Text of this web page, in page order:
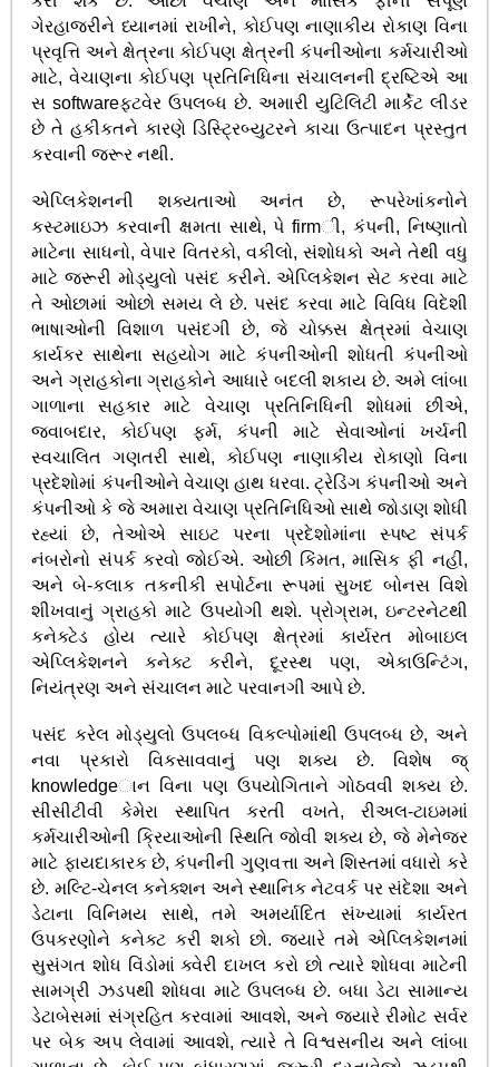
ગેરહાજરીને ધ્યાનમાં રાખીને, કોઈપણ નાણાકીય રોકાણ વિના
પ્રવૃત્તિ અને ક્ષેત્રના કોઈપણ ક્ષેત્રની કંપનીઓના કર્મચારીઓ
માટે, વેચાણના કોઈપણ પ્રતિનિધિના સંચાલનની દ્રષ્ટિએ આ
સ softwareફ્ટવેર ઉપલબ્ધ છે. અમારી યુટિલિટી માર્કેટ લીડર
છે તે હકીકતને કારણે ડિસ્ટ્રિબ્યુટરને કાચા ઉત્પાદન પ્રસ્તુત
કરવાની જરૂર નથી.
એપ્લિકેશનની શક્યતાઓ અનંત છે, રૂપરેખાંકનોને
કસ્ટમાઇઝ કરવાની ક્ષમતા સાથે, પે firmી, કંપની, નિષ્ણાતો
માટેના સાધનો, વેપાર વિતરકો, વકીલો, સંશોધકો અને તેથી વધુ
માટે જરૂરી મોડ્યુલો પસંદ કરીને. એપ્લિકેશન સેટ કરવા માટે
તે ઓછામાં ઓછો સમય લે છે. પસંદ કરવા માટે વિવિધ વિદેશી
ભાષાઓની વિશાળ પસંદગી છે, જે ચોક્કસ ક્ષેત્રમાં વેચાણ
કાર્યકર સાથેના સહયોગ માટે કંપનીઓની શોધતી કંપનીઓ
અને ગ્રાહકોના ગ્રાહકોને આધારે બદલી શકાય છે. અમે લાંબા
ગાળાના સહકાર માટે વેચાણ પ્રતિનિધિની શોધમાં છીએ,
જવાબદાર, કોઈપણ ફર્મ, કંપની માટે સેવાઓનાં ખર્ચની
સ્વચાલિત ગણતરી સાથે, કોઈપણ નાણાકીય રોકાણો વિના
પ્રદેશોમાં કંપનીઓને વેચાણ હાથ ધરવા. ટ્રેડિંગ કંપનીઓ અને
કંપનીઓ કે જે અમારા વેચાણ પ્રતિનિધિઓ સાથે જોડાણ શોધી
રહ્યાં છે, તેઓએ સાઇટ પરના પ્રદેશોમાંના સ્પષ્ટ સંપર્ક
નંબરોનો સંપર્ક કરવો જોઈએ. ઓછી કિંમત, માસિક ફી નહીં,
અને બે-કલાક તકનીકી સપોર્ટના રૂપમાં સુખદ બોનસ વિશે
શીખવાનું ગ્રાહકો માટે ઉપયોગી થશે. પ્રોગ્રામ, ઇન્ટરનેટથી
કનેક્ટેડ હોય ત્યારે કોઈપણ ક્ષેત્રમાં કાર્યરત મોબાઇલ
એપ્લિકેશનને કનેક્ટ કરીને, દૂરસ્થ પણ, એકાઉન્ટિંગ,
નિયંત્રણ અને સંચાલન માટે પરવાનગી આપે છે.
પસંદ કરેલ મોડ્યુલો ઉપલબ્ધ વિકલ્પોમાંથી ઉપલબ્ધ છે, અને
નવા પ્રકારો વિકસાવવાનું પણ શક્ય છે. વિશેષ જ્
knowledgeાન વિના પણ ઉપયોગિતાને ગોઠવવી શક્ય છે.
સીસીટીવી કેમેરા સ્થાપિત કરતી વખતે, રીઅલ-ટાઇમમાં
કર્મચારીઓની ક્રિયાઓની સ્થિતિ જોવી શક્ય છે, જે મેનેજર
માટે ફાયદાકારક છે, કંપનીની ગુણવત્તા અને શિસ્તમાં વધારો કરે
છે. મલ્ટિ-ચેનલ કનેક્શન અને સ્થાનિક નેટવર્ક પર સંદેશા અને
ડેટાના વિનિમય સાથે, તમે અમર્યાદિત સંખ્યામાં કાર્યરત
ઉપકરણોને કનેક્ટ કરી શકો છો. જ્યારે તમે એપ્લિકેશનમાં
સુસંગત શોધ વિંડોમાં ક્વેરી દાખલ કરો છો ત્યારે શોધવા માટેની
સામગ્રી ઝડપથી શોધવા માટે ઉપલબ્ધ છે. બધા ડેટા સામાન્ય
ડેટાબેસમાં સંગ્રહિત કરવામાં આવશે, અને જ્યારે રીમોટ સર્વર
પર બેક અપ લેવામાં આવશે, ત્યારે તે વિશ્વસનીય અને લાંબા